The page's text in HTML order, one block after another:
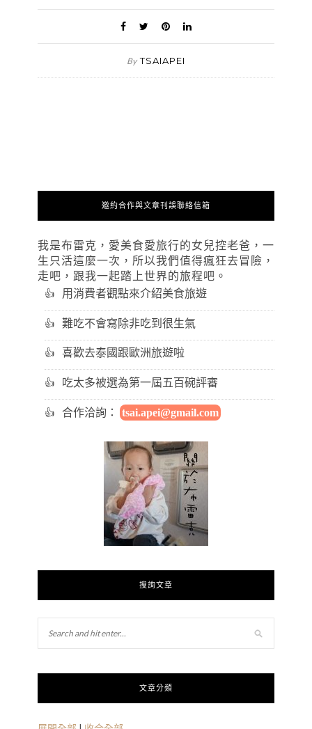
By TSAIAPEI
邀約合作與文章刊誤聯絡信箱
我是布雷克，愛美食愛旅行的女兒控老爸，一
生只活這麼一次，所以我們值得瘋狂去冒險，
走吧，跟我一起踏上世界的旅程吧。
用消費者觀點來介紹美食旅遊
難吃不會寫除非吃到很生氣
喜歡去泰國跟歐洲旅遊啦
吃太多被選為第一屆五百碗評審
合作洽詢： tsai.apei@gmail.com
搜詢文章
文章分類